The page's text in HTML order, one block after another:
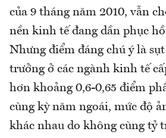
của 9 tháng năm 2010, vẫn
nền kinh tế đang dần phục
Nhưng điểm đáng chú ý là
trưởng ở các ngành kinh tế
hơn khoảng 0,6-0,65 điểm
cùng kỳ năm ngoái, mức độ
khác nhau do không cùng tỷ